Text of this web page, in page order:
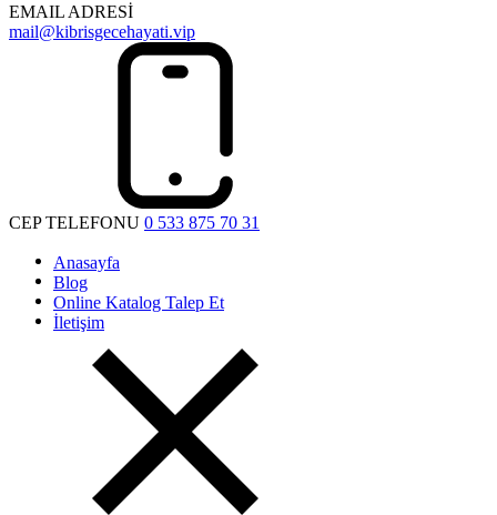
EMAIL ADRESİ
mail@kibrisgecehayati.vip
CEP TELEFONU 0 533 875 70 31
Anasayfa
Blog
Online Katalog Talep Et
İletişim